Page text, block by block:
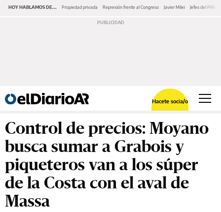
HOY HABLAMOS DE... Propiedad privada Represión frente al Congreso Javier Milei Jefes del PAMI
Hacete socia/o
Control de precios: Moyano
busca sumar a Grabois y
piqueteros van a los súper
de la Costa con el aval de
Massa